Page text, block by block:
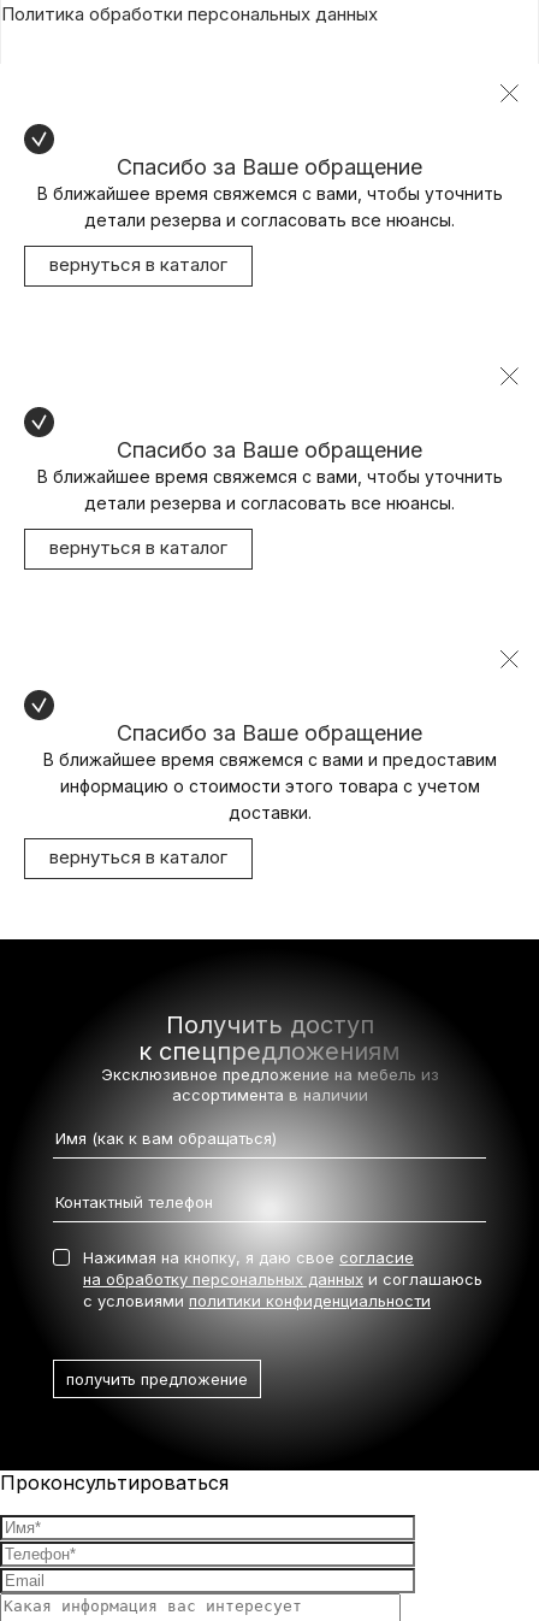
Политика обработки персональных данных
Спасибо за Ваше обращение
В ближайшее время свяжемся с вами, чтобы уточнить
детали резерва и согласовать все нюансы.
вернуться в каталог
Спасибо за Ваше обращение
В ближайшее время свяжемся с вами, чтобы уточнить
детали резерва и согласовать все нюансы.
вернуться в каталог
Спасибо за Ваше обращение
В ближайшее время свяжемся с вами и предоставим
информацию о стоимости этого товара с учетом
доставки.
вернуться в каталог
Получить доступ
к спецпредложениям
Эксклюзивное предложение на мебель из
ассортимента в наличии
Нажимая на кнопку, я даю свое согласие
на обработку персональных данных и соглашаюсь
с условиями политики конфиденциальности
Проконсультироваться